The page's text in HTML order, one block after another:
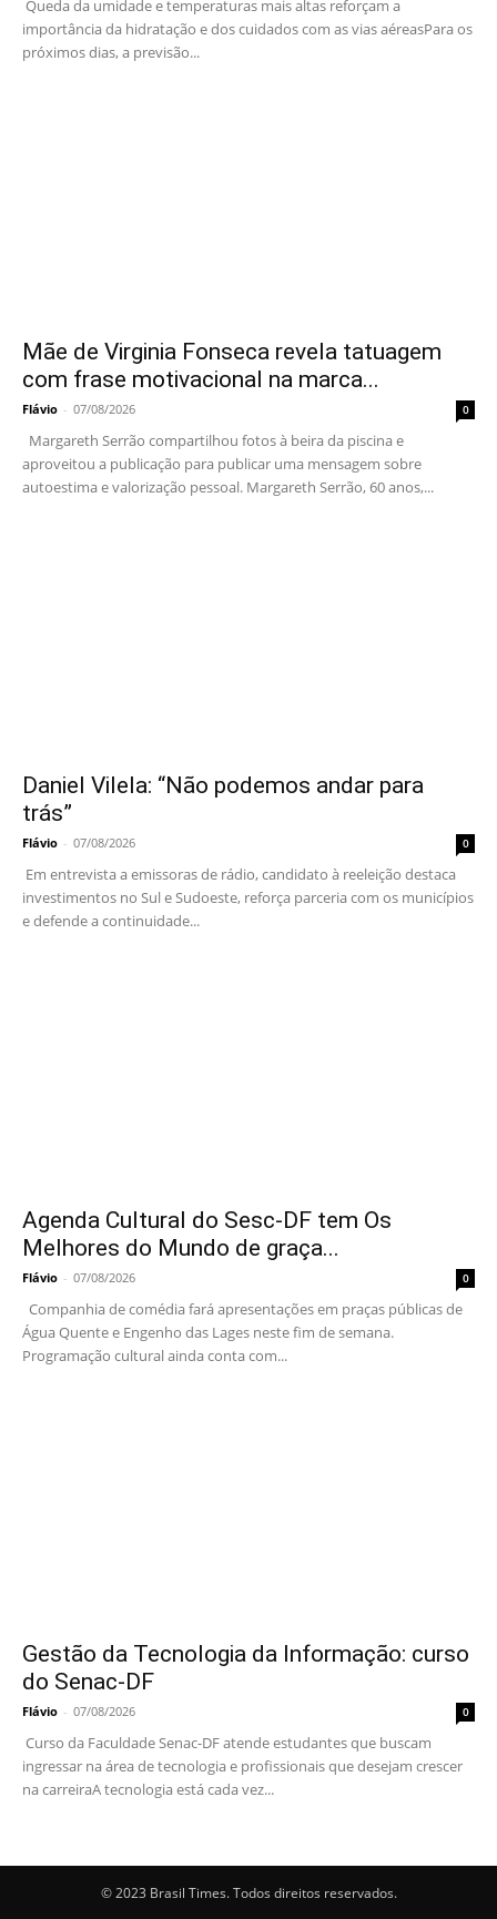
Queda da umidade e temperaturas mais altas reforçam a
importância da hidratação e dos cuidados com as vias aéreasPara os
próximos dias, a previsão...
Mãe de Virginia Fonseca revela tatuagem
com frase motivacional na marca...
Flávio - 07/08/2026 0
Margareth Serrão compartilhou fotos à beira da piscina e
aproveitou a publicação para publicar uma mensagem sobre
autoestima e valorização pessoal. Margareth Serrão, 60 anos,...
Daniel Vilela: “Não podemos andar para
trás”
Flávio - 07/08/2026 0
Em entrevista a emissoras de rádio, candidato à reeleição destaca
investimentos no Sul e Sudoeste, reforça parceria com os municípios
e defende a continuidade...
Agenda Cultural do Sesc-DF tem Os
Melhores do Mundo de graça...
Flávio - 07/08/2026 0
Companhia de comédia fará apresentações em praças públicas de
Água Quente e Engenho das Lages neste fim de semana.
Programação cultural ainda conta com...
Gestão da Tecnologia da Informação: curso
do Senac-DF
Flávio - 07/08/2026 0
Curso da Faculdade Senac-DF atende estudantes que buscam
ingressar na área de tecnologia e profissionais que desejam crescer
na carreiraA tecnologia está cada vez...
© 2023 Brasil Times. Todos direitos reservados.